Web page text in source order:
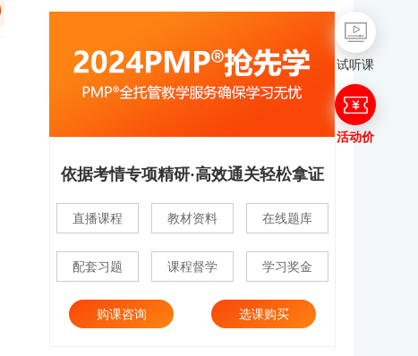
试听课
活动价
依据考情专项精研·高效通关轻松拿证
直播课程 教材资料 在线题库
配套习题 课程督学 学习奖金
购课咨询 选课购买